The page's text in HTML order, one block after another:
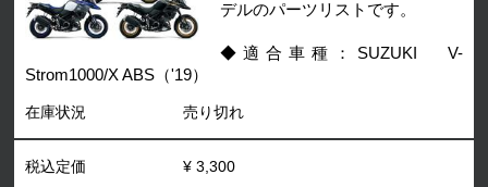
デルのパーツリストです。
◆適合車種：SUZUKI V-
Strom1000/X ABS（'19）
在庫状況 売り切れ
税込定価
¥ 3,300